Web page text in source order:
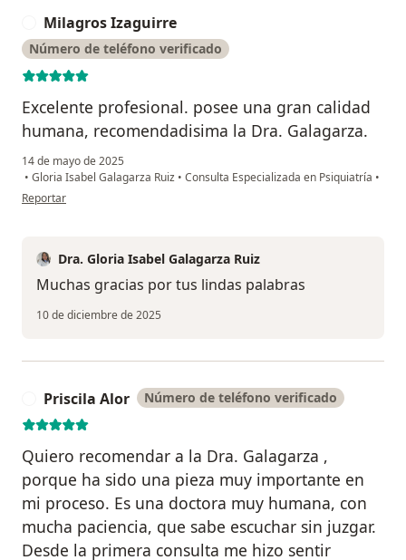
Milagros Izaguirre
Número de teléfono verificado
Excelente profesional. posee una gran calidad
humana, recomendadisima la Dra. Galagarza.
14 de mayo de 2025
• Gloria Isabel Galagarza Ruiz • Consulta Especializada en Psiquiatría •
en opinión del usuario Milagros Izaguirre
Reportar
Dra. Gloria Isabel Galagarza Ruiz
Muchas gracias por tus lindas palabras
10 de diciembre de 2025
Priscila Alor Número de teléfono verificado
Quiero recomendar a la Dra. Galagarza ,
porque ha sido una pieza muy importante en
mi proceso. Es una doctora muy humana, con
mucha paciencia, que sabe escuchar sin juzgar.
Desde la primera consulta me hizo sentir